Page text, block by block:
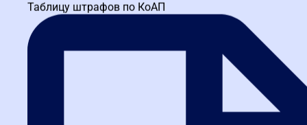
Таблицу штрафов по КоАП